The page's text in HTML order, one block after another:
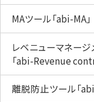
MAツール「abi-MA」
レベニューマネージ
「abi-Revenue
離脱防止ツール「